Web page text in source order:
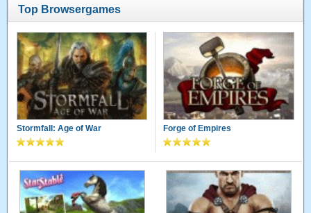
Top Browsergames
Stormfall: Age of War Forge of Empires